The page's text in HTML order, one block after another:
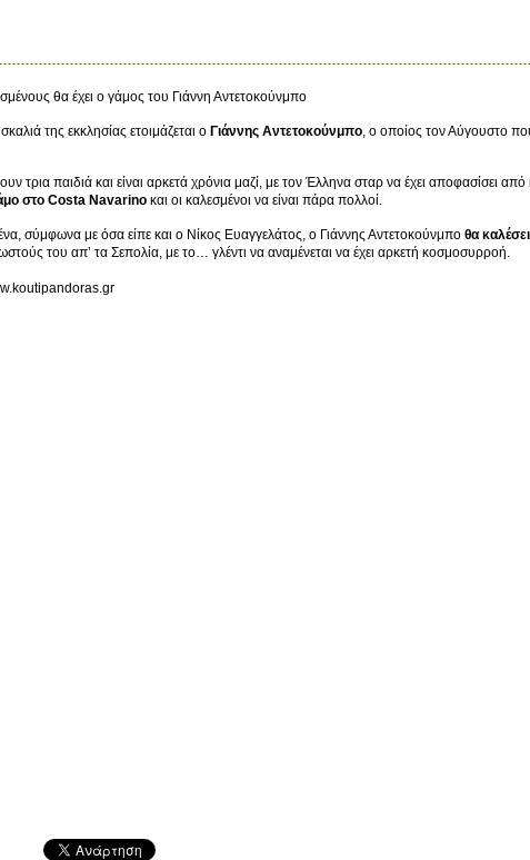
θα έχει ο γάμος του Γιάννη Αντετοκούνμπο
της εκκλησίας ετοιμάζεται ο Γιάννης Αντετοκούνμπο , ο οποίος τον Αύγουστο
τρια παιδιά και είναι αρκετά χρόνια μαζί, με τον Έλληνα σταρ να έχει αποφασίσει
στο Costa Navarino και οι καλεσμένοι να είναι πάρα πολλοί.
σύμφωνα με όσα είπε και ο Νίκος Ευαγγελάτος, ο Γιάννης Αντετοκούνμπο θα
του απ’ τα Σεπολία, με το… γλέντι να αναμένεται να έχει αρκετή κοσμοσυρροή.